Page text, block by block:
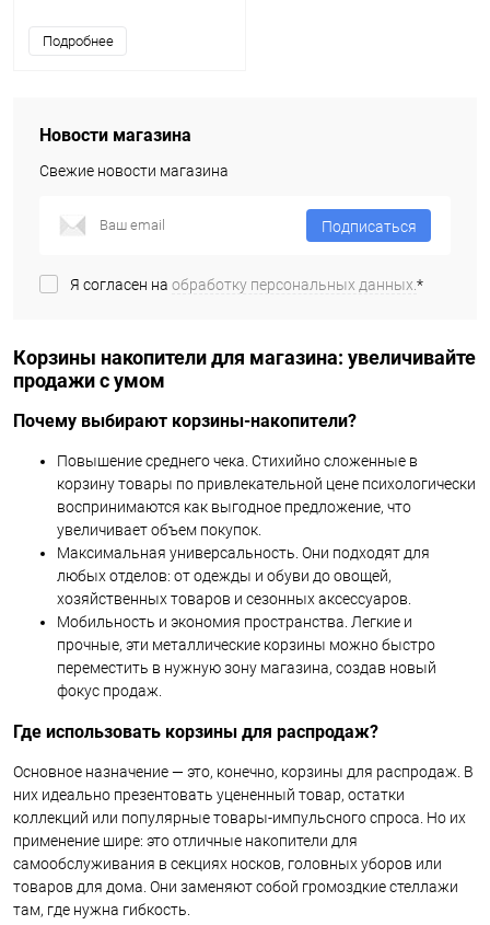
Подробнее
Новости магазина
Свежие новости магазина
Подписаться
Я согласен на обработку персональных данных.*
Корзины накопители для магазина: увеличивайте
продажи с умом
Почему выбирают корзины-накопители?
Повышение среднего чека. Стихийно сложенные в
корзину товары по привлекательной цене психологически
воспринимаются как выгодное предложение, что
увеличивает объем покупок.
Максимальная универсальность. Они подходят для
любых отделов: от одежды и обуви до овощей,
хозяйственных товаров и сезонных аксессуаров.
Мобильность и экономия пространства. Легкие и
прочные, эти металлические корзины можно быстро
переместить в нужную зону магазина, создав новый
фокус продаж.
Где использовать корзины для распродаж?
Основное назначение — это, конечно, корзины для распродаж. В
них идеально презентовать уцененный товар, остатки
коллекций или популярные товары-импульсного спроса. Но их
применение шире: это отличные накопители для
самообслуживания в секциях носков, головных уборов или
товаров для дома. Они заменяют собой громоздкие стеллажи
там, где нужна гибкость.